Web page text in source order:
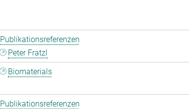
Publikationsreferenzen
Peter Fratzl
Biomaterials
Publikationsreferenzen